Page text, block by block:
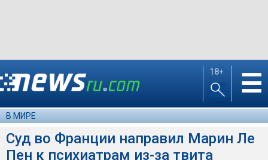
18+ ☰
В МИРЕ
Суд во Франции направил Марин Ле
Пен к психиатрам из-за твита